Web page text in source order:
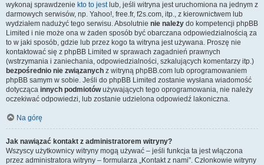
wykonaj sprawdzenie kto to jestlub, jeśli witryna jest uruchomiona na jednym z
darmowych serwisów, np. Yahoo!, free.fr, f2s.com, itp., z kierownictwem lub
wydziałem nadużyć tego serwisu. Absolutnie nie należy do kompetencji phpBB
Limited i nie może ona w żaden sposób być obarczana odpowiedzialnością za
to w jaki sposób, gdzie lub przez kogo ta witryna jest używana. Proszę nie
kontaktować się z phpBB Limited w sprawach zagadnień prawnych
(wstrzymania i zaniechania, odpowiedzialności, szkalujących komentarzy itp.)
bezpośrednio nie związanych z witryną phpBB.com lub oprogramowaniem
phpBB samym w sobie. Jeśli do phpBB Limited zostanie wysłana wiadomość
dotycząca innych podmiotówużywających tego oprogramowania, nie należy
oczekiwać odpowiedzi, lub zostanie udzielona odpowiedź lakoniczna.
Na górę
Jak nawiązać kontakt z administratorem witryny?
Wszyscy użytkownicy witryny mogą używać – jeśli funkcja ta jest włączona
przez administratora witryny – formularza „Kontakt z nami”. Członkowie witryny